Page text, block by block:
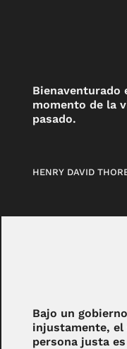
Bienaventurado
momento de la
pasado.
HENRY DAVID
Bajo un
injustamente, el
persona justa